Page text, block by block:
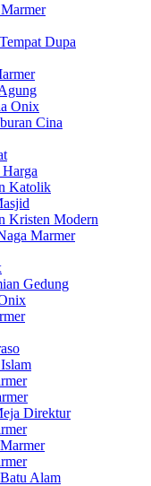
Dupa
Onix
Cina
Katolik
Kristen Modern
Marmer
Gedung
Direktur
Alam